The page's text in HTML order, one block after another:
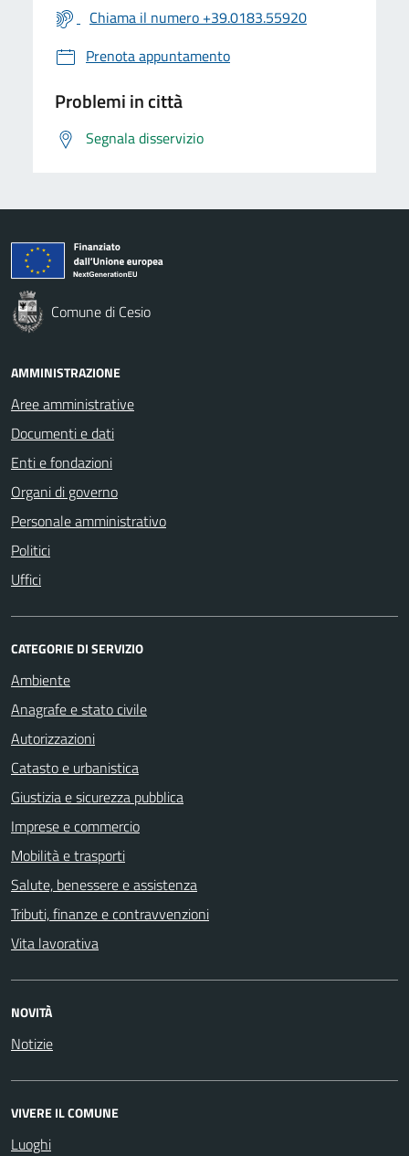
Chiama il numero +39.0183.55920
Prenota appuntamento
Problemi in città
Segnala disservizio
Comune di Cesio
AMMINISTRAZIONE
Aree amministrative
Documenti e dati
Enti e fondazioni
Organi di governo
Personale amministrativo
Politici
Uffici
CATEGORIE DI SERVIZIO
Ambiente
Anagrafe e stato civile
Autorizzazioni
Catasto e urbanistica
Giustizia e sicurezza pubblica
Imprese e commercio
Mobilità e trasporti
Salute, benessere e assistenza
Tributi, finanze e contravvenzioni
Vita lavorativa
NOVITÀ
Notizie
VIVERE IL COMUNE
Luoghi